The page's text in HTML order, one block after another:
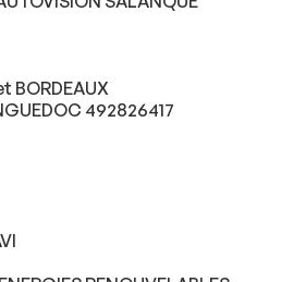
BORDEAUX
492826417